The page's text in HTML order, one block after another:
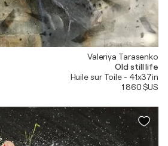
Valeriya Tarasenko
Old still life
Huile sur Toile - 41x37in
1 860 $US